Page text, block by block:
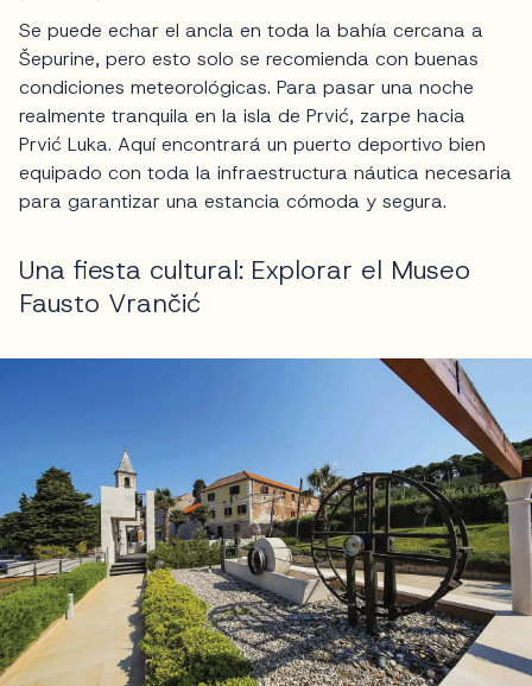
Se puede echar el ancla en toda la bahía cercana a
Šepurine, pero esto solo se recomienda con buenas
condiciones meteorológicas. Para pasar una noche
realmente tranquila en la isla de Prvić, zarpe hacia
Prvić Luka. Aquí encontrará un puerto deportivo bien
equipado con toda la infraestructura náutica necesaria
para garantizar una estancia cómoda y segura.
Una fiesta cultural: Explorar el Museo
Fausto Vrančić